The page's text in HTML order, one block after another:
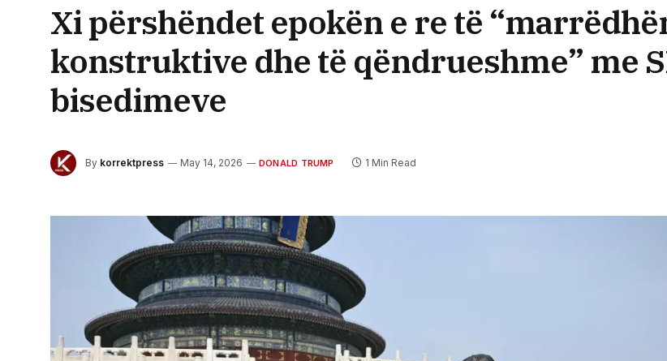
Xi përshëndet epokën e re të
konstruktive dhe të qëndrueshme” me
bisedimeve
By korrektpress May 14, 2026 DONALD TRUMP 1 Min Read